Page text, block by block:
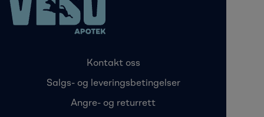
Kontakt oss
Salgs- og leveringsbetingelser
Angre- og returrett